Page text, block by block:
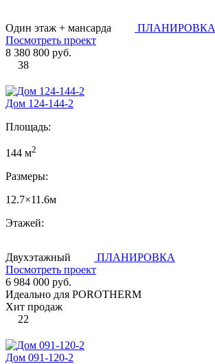
Один этаж + мансарда
ПЛАНИРОВКА
Посмотреть проект
8 380 800 руб.
38
Дом 124-144-2
Площадь:
144 м2
Размеры:
12.7×11.6м
Этажей:
Двухэтажный
ПЛАНИРОВКА
Посмотреть проект
6 984 000 руб.
Идеально для POROTHERM
Хит продаж
22
Дом 091-120-2